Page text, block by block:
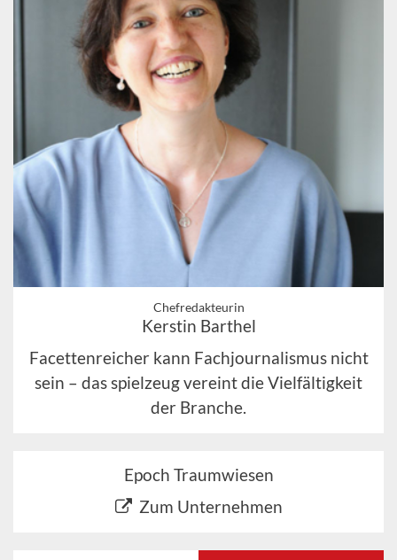
Chefredakteurin
Kerstin Barthel
Facettenreicher kann Fachjournalismus nicht
sein – das spielzeug vereint die Vielfältigkeit
der Branche.
Epoch Traumwiesen
Zum Unternehmen